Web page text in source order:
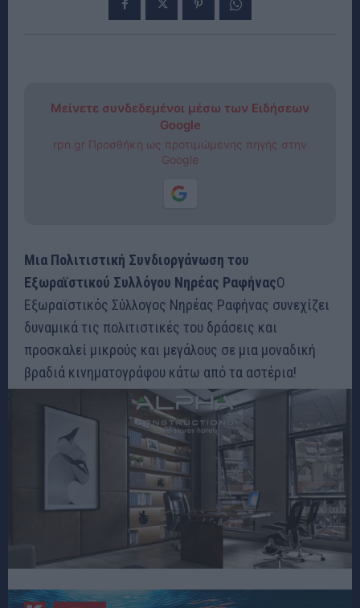
Μείνετε συνδεδεμένοι μέσω των Ειδήσεων
Google
rpn.gr Προσθήκη ως προτιμώμενης πηγής στην
Google
Μια Πολιτιστική Συνδιοργάνωση του
Εξωραϊστικού Συλλόγου Νηρέας ΡαφήναςΟ
Εξωραϊστικός Σύλλογος Νηρέας Ραφήνας συνεχίζει
δυναμικά τις πολιτιστικές του δράσεις και
προσκαλεί μικρούς και μεγάλους σε μια μοναδική
βραδιά κινηματογράφου κάτω από τα αστέρια!